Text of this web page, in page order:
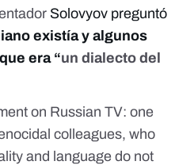
Solovyov preguntó
existía y algunos
era “un dialecto del
on Russian TV: one
colleagues, who
and language do not